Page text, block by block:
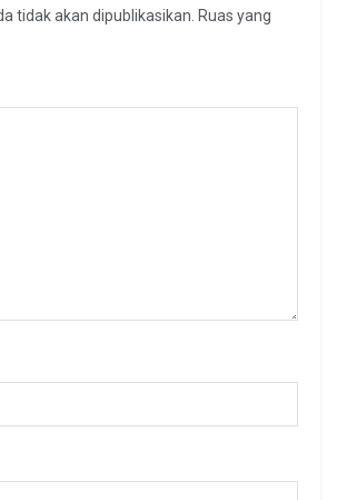
tidak akan dipublikasikan. Ruas yang